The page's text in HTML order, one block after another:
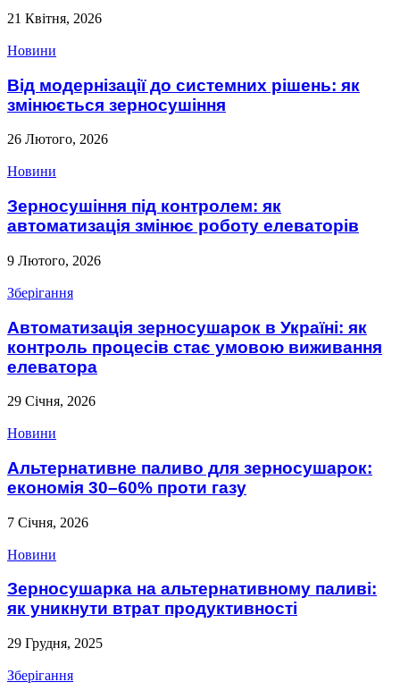
21 Квітня, 2026
Новини
Від модернізації до системних рішень: як
змінюється зерносушіння
26 Лютого, 2026
Новини
Зерносушіння під контролем: як
автоматизація змінює роботу елеваторів
9 Лютого, 2026
Зберігання
Автоматизація зерносушарок в Україні: як
контроль процесів стає умовою виживання
елеватора
29 Січня, 2026
Новини
Альтернативне паливо для зерносушарок:
економія 30–60% проти газу
7 Січня, 2026
Новини
Зерносушарка на альтернативному паливі:
як уникнути втрат продуктивності
29 Грудня, 2025
Зберігання